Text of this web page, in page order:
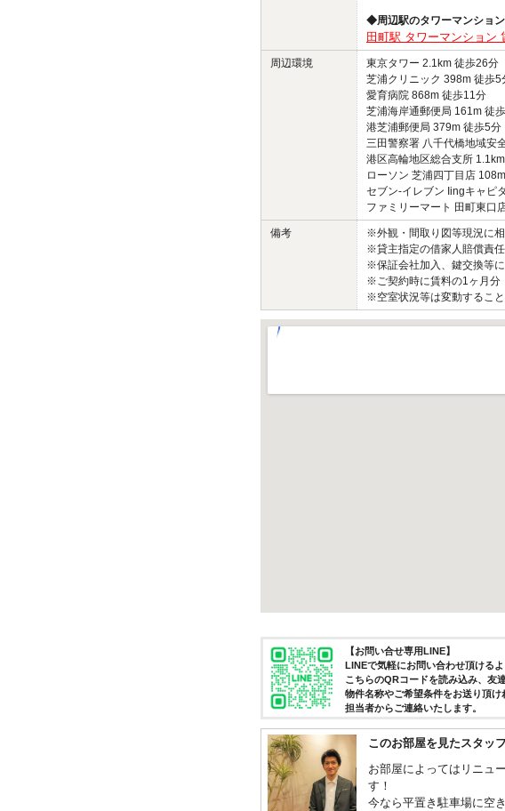
◆周辺駅のタワーマンショ
田町駅 タワーマンション
周辺環境
東京タワー 2.1km 徒歩26分
芝浦クリニック 398m 徒歩5
愛育病院 868m 徒歩11分
芝浦海岸通郵便局 161m 徒
港芝浦郵便局 379m 徒歩5分
三田警察署 八千代橋地域安
港区高輪地区総合支所
ローソン 芝浦四丁目店
セブン-イレブン Iingキャピ
ファミリーマート 田町東口
備考
※外観・間取り図等
※貸主指定の借家人賠償責
※保証会社加入、鍵交換等
※ご契約時に賃料の1ヶ月分
※空室状況等は変動するこ
【お問い合せ専用LINE】
LINEで気軽にお問い合わせ頂けるよ
こちらのQRコードを読み込み、友
物件名称やご希望条件をお送り頂け
担当者からご連絡いたします。
このお部屋を見たスタッ
お部屋によってはリニュ
す！
今なら平置き駐車場に空